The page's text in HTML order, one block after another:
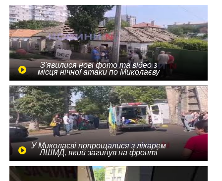
З'явилися нові фото та відео з
місця нічної атаки по Миколаєву
У Миколаєві попрощалися з лікарем
ЛШМД, який загинув на фронті